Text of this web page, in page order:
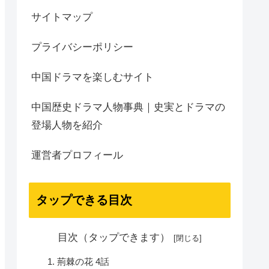
サイトマップ
プライバシーポリシー
中国ドラマを楽しむサイト
中国歴史ドラマ人物事典｜史実とドラマの
登場人物を紹介
運営者プロフィール
タップできる目次
目次（タップできます）
荊棘の花 4話